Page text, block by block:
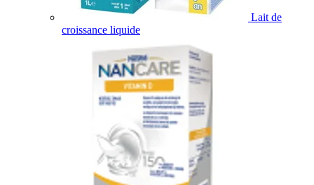
Lait de
croissance liquide